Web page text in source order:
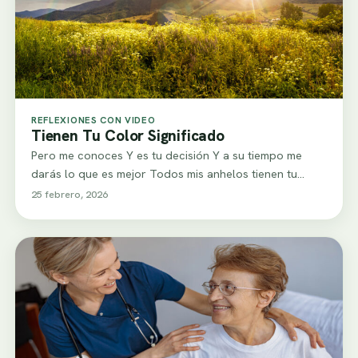
REFLEXIONES CON VIDEO
Tienen Tu Color Significado
Pero me conoces Y es tu decisión Y a su tiempo me
darás lo que es mejor Todos mis anhelos tienen tu…
25 febrero, 2026